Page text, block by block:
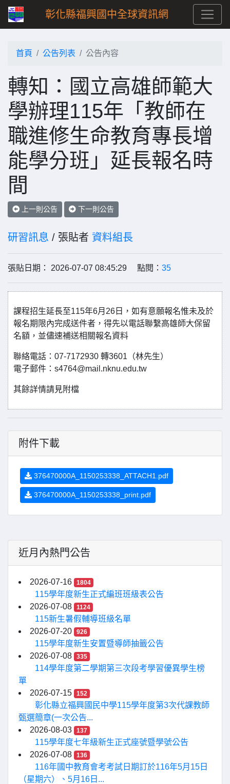
彰化縣福興國中全球資訊網
首頁 公告列表 公告內容
轉知：國立高雄師範大
學辦理115年「教師在
職進修生命教育專長增
能學分班」延長報名時
間
上一則公告 下一則公告
研習訊息 / 張貼者 資料組長
張貼日期： 2026-07-07 08:45:29 點閱： 35
課程招生延長至115年6月26日，如有意願報名惟未及於
報名期限內完成送件者，得先以電話聯繫高雄師大保留
名額，並儘速補送相關報名資料
聯絡電話：07-7172930 轉3601（林先生）
電子郵件：s4764@mail.nknu.edu.tw
其餘詳情請見附檔
附件下載
376470000A_1150253338_ATTACH1.pdf
376470000A_1150253338_print.pdf
近月內熱門公告
2026-07-16 1804
115學年度新生正式編班班級表公告
2026-07-08
1124
115新生暑假輔導班級名單
2026-07-20
926
115學年度新生安置暨導師抽籤公告
2026-07-08
335
114學年度第二學期第三次段考學習優異學生榜
單
2026-07-15
152
彰化縣立福興國民中學115學年度第3次代課教師
甄選簡章(一次公告...
2026-08-03
137
115學年度七年級新生正式座號暨學號公告
2026-07-08
136
116年國中教育會考考試日期訂於116年5月15日
（星期六）、5月16日...